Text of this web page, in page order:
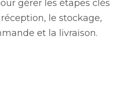
gérer les étapes clés
le stockage,
et la livraison.